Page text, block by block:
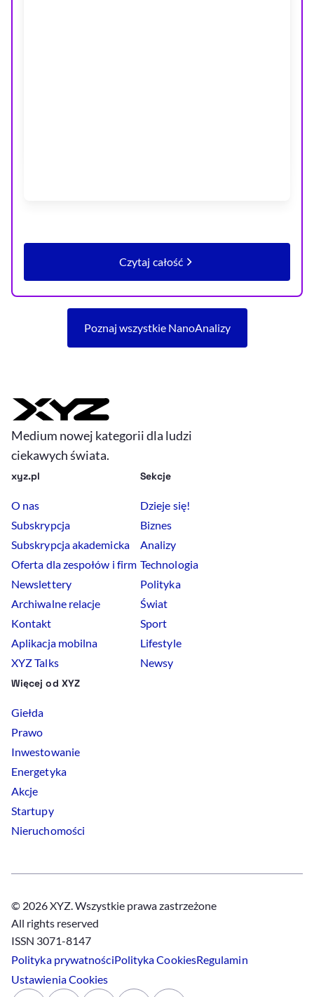
Czytaj całość
artykułu Szczęśliwy jak
Poznaj wszystkie NanoAnalizy
Medium nowej kategorii dla ludzi
ciekawych świata.
xyz.pl
O nas
Subskrypcja
Subskrypcja akademicka
Oferta dla zespołów i firm
Newslettery
Archiwalne relacje
Kontakt
Aplikacja mobilna
XYZ Talks
Sekcje
Dzieje się!
Biznes
Analizy
Technologia
Polityka
Świat
Sport
Lifestyle
Newsy
Więcej od XYZ
Giełda
Prawo
Inwestowanie
Energetyka
Akcje
Startupy
Nieruchomości
© 2026 XYZ. Wszystkie prawa zastrzeżone
All rights reserved
ISSN 3071-8147
Polityka prywatnościPolitykaCookiesRegulamin
UstawieniaCookies